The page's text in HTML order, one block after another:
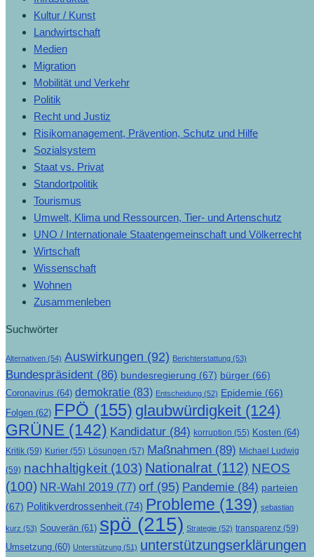
Kultur / Kunst
Landwirtschaft
Medien
Migration
Mobilität und Verkehr
Politik
Recht und Justiz
Risikomanagement, Prävention, Schutz und Hilfe
Sozialsystem
Staat vs. Privat
Standortpolitik
Tourismus
Umwelt, Klima und Ressourcen, Tier- und Artenschutz
UNO / Internationale Staatengemeinschaft und Völkerrecht
Wirtschaft
Wissenschaft
Wohnen
Zusammenleben
Suchwörter
Alternativen (54) Auswirkungen (92) Berichterstattung (53)
Bundespräsident (86) bundesregierung (67) bürger (66)
Coronavirus (64) demokratie (83) Entscheidung (52) Epidemie (66)
Folgen (62) FPÖ (155) glaubwürdigkeit (124)
GRÜNE (142) Kandidatur (84) korruption (55) Kosten (64)
Kritik (59) Kurier (55) Lösungen (57) Maßnahmen (89) Michael Ludwig
(59) nachhaltigkeit (103) Nationalrat (112) NEOS
(100) NR-Wahl 2019 (77) orf (95) Pandemie (84) parteien
(67) Politikverdrossenheit (74) Probleme (139) sebastian
kurz (53) Souverän (61) spö (215) Strategie (52) transparenz (59)
Umsetzung (60) Unterstützung (51) unterstützungserklärungen